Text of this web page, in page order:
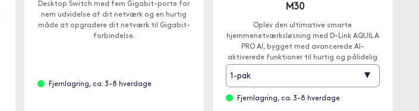
Desktop Switch med fem Gigabit-porte for
nem udvidelse af dit netværk og en hurtig
måde at opgradere dit netværk til Gigabit-
forbindelse.
Fjernlagring, ca. 3-8 hverdage
M30
Oplev den ultimative smarte
hjemmenetværksløsning med D-Link AQUILA
PRO AI, bygget med avancerede AI-
aktiverede funktioner til hurtig og pålidelig
1-pak ▾
Fjernlagring, ca. 3-8 hverdage